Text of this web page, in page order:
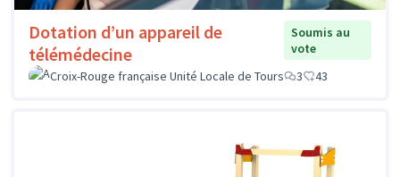
Dotation d’un appareil de
télémédecine
Soumis au
vote
Croix-Rouge française Unité Locale de Tours
3 43